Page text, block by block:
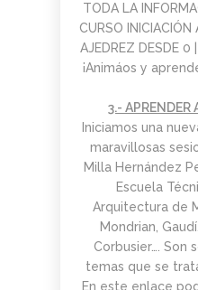
TODA LA
CURSO INICIACIÓN
AJEDREZ DESDE
¡Animáos y
3.- APRENDER
Iniciamos una
maravillosas
Milla Hernández
Escuela
Arquitectura de
Mondrian,
Corbusier…. Son
temas que se
En este enlace